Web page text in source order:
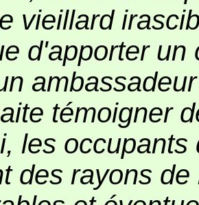
vieillard
d'apporter
témoigner
les
des rayons